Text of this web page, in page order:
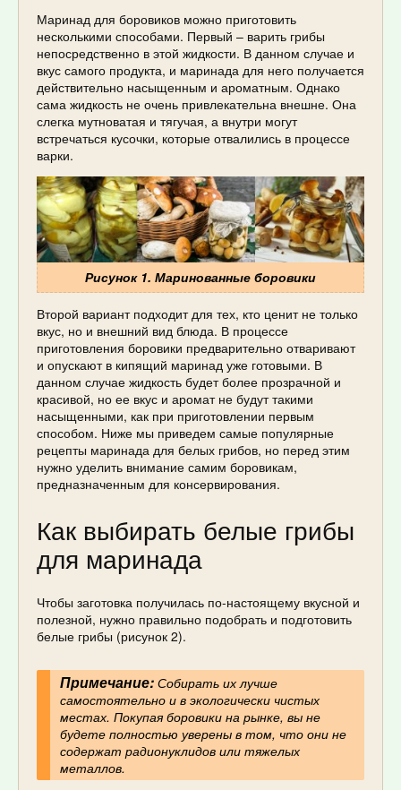
Маринад для боровиков можно приготовить
несколькими способами. Первый – варить грибы
непосредственно в этой жидкости. В данном случае и
вкус самого продукта, и маринада для него получается
действительно насыщенным и ароматным. Однако
сама жидкость не очень привлекательна внешне. Она
слегка мутноватая и тягучая, а внутри могут
встречаться кусочки, которые отвалились в процессе
варки.
Рисунок 1. Маринованные боровики
Второй вариант подходит для тех, кто ценит не только
вкус, но и внешний вид блюда. В процессе
приготовления боровики предварительно отваривают
и опускают в кипящий маринад уже готовыми. В
данном случае жидкость будет более прозрачной и
красивой, но ее вкус и аромат не будут такими
насыщенными, как при приготовлении первым
способом. Ниже мы приведем самые популярные
рецепты маринада для белых грибов, но перед этим
нужно уделить внимание самим боровикам,
предназначенным для консервирования.
Как выбирать белые грибы
для маринада
Чтобы заготовка получилась по-настоящему вкусной и
полезной, нужно правильно подобрать и подготовить
белые грибы (рисунок 2).
Примечание:Собирать их лучше
самостоятельно и в экологически чистых
местах. Покупая боровики на рынке, вы не
будете полностью уверены в том, что они не
содержат радионуклидов или тяжелых
металлов.